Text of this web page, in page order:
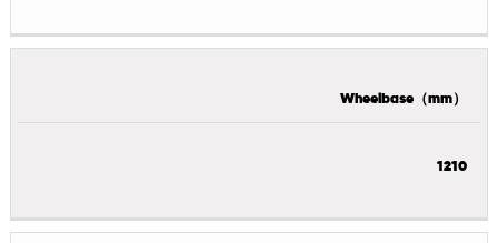
Wheelbase（mm）
1210